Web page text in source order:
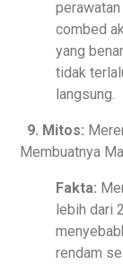
combed
yang
tidak
langsung.
9. Mitos:
Membuatnya
Fakta:
lebih dari
rendam